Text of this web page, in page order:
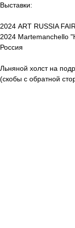
Выставки:
2024 ART RUSSIA
2024 Martemanchello
Россия
Льняной холст на
(скобы с обратной